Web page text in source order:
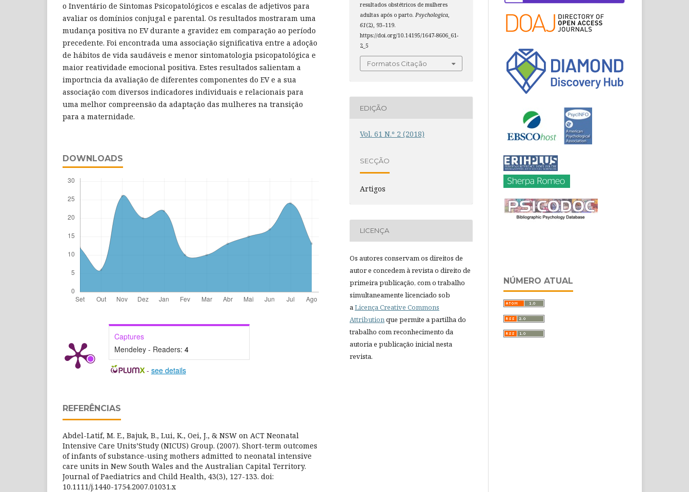
o Inventário de Sintomas Psicopatológicos e escalas de adjetivos para
avaliar os domínios conjugal e parental. Os resultados mostraram uma
mudança positiva no EV durante a gravidez em comparação ao período
precedente. Foi encontrada uma associação significativa entre a adoção
de hábitos de vida saudáveis e menor sintomatologia psicopatológica e
maior reatividade emocional positiva. Estes resultados salientam a
importncia da avaliação de diferentes componentes do EV e a sua
associação com diversos indicadores individuais e relacionais para
uma melhor compreensão da adaptação das mulheres na transição
para a maternidade.
DOWNLOADS
Captures
Mendeley - Readers: 4
- see details
REFERÊNCIAS
Abdel-Latif, M. E., Bajuk, B., Lui, K., Oei, J., & NSW on ACT Neonatal
Intensive Care Units’Study (NICUS) Group. (2007). Short-term outcomes
of infants of substance-using mothers admitted to neonatal intensive
care units in New South Wales and the Australian Capital Territory.
Journal of Paediatrics and Child Health, 43(3), 127-133. doi:
10.1111/j.1440-1754.2007.01031.x
resultados obstétricos de mulheres
adultas após o parto.Psychologica,
61(2), 93–119.
https://doi.org/10.14195/1647-8606_61-
2_5
Formatos Citação
EDIÇÃO
Vol. 61 N.º 2 (2018)
SECÇÃO
Artigos
LICENÇA
Os autores conservam os direitos de
autor e concedem à revista o direito de
primeira publicação, com o trabalho
simultaneamente licenciado sob
a Licença Creative Commons
Attribution que permite a partilha do
trabalho com reconhecimento da
autoria e publicação inicial nesta
revista.
NÚMERO ATUAL